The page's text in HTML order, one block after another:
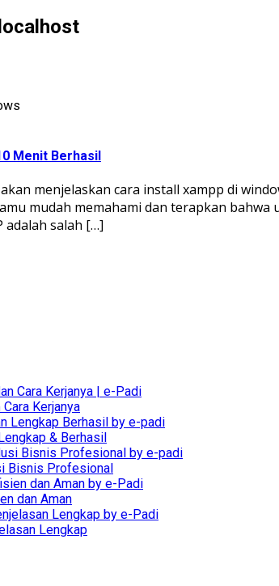
Menit Berhasil
menjelaskan cara install xampp di
mudah memahami dan terapkan
adalah salah […]
Kerjanya
& Berhasil
Bisnis Profesional
dan Aman
Lengkap